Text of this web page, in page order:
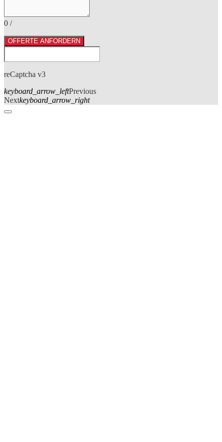
0 /
OFFERTE ANFORDERN
reCaptcha v3
keyboard_arrow_leftPrevious
Nextkeyboard_arrow_right